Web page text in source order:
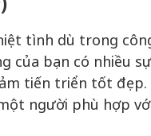
tình dù trong
của bạn có nhiều
tiến triển tốt đẹp.
người phù hợp